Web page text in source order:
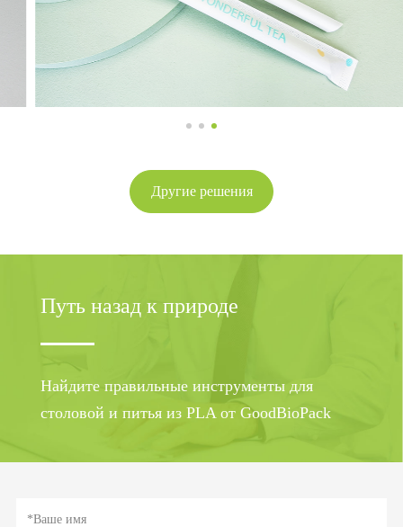
Другие решения
Путь назад к природе
Найдите правильные инструменты для
столовой и питья из PLA от GoodBioPack